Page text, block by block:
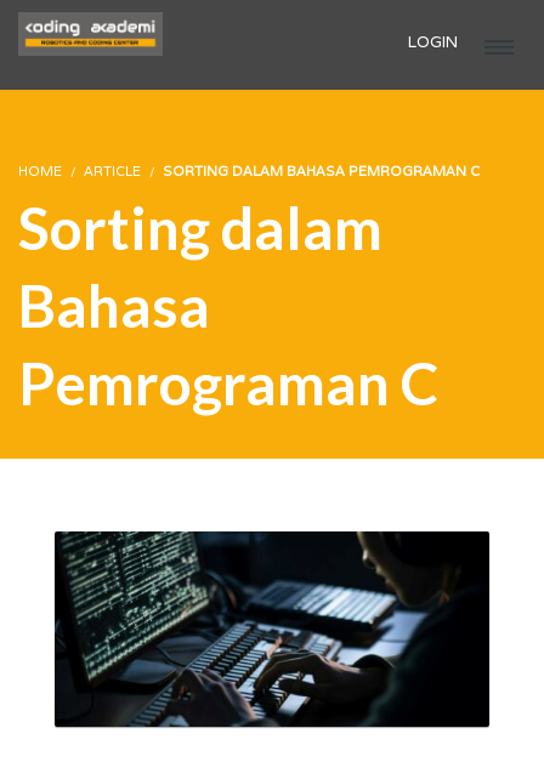
LOGIN
HOME ARTICLE SORTING DALAM BAHASA PEMROGRAMAN C
Sorting dalam
Bahasa
Pemrograman C